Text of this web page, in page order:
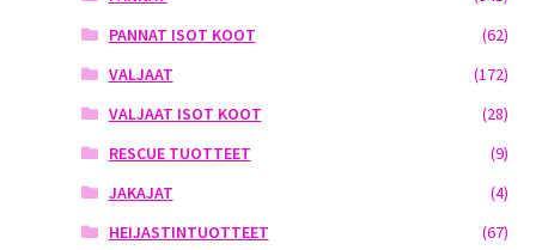
PANNAT ISOT KOOT
(62)
VALJAAT
(172)
VALJAAT ISOT KOOT
(28)
RESCUE TUOTTEET
(9)
JAKAJAT
(4)
HEIJASTINTUOTTEET
(67)